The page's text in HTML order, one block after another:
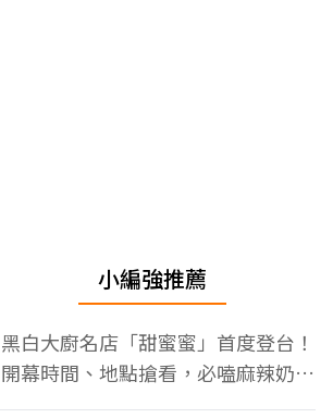
小編強推薦
黑白大廚名店「甜蜜蜜」首度登台！
開幕時間、地點搶看，必嗑麻辣奶油
蝦